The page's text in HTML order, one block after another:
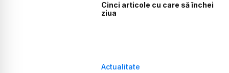
Cinci articole cu care să închei
ziua
Actualitate